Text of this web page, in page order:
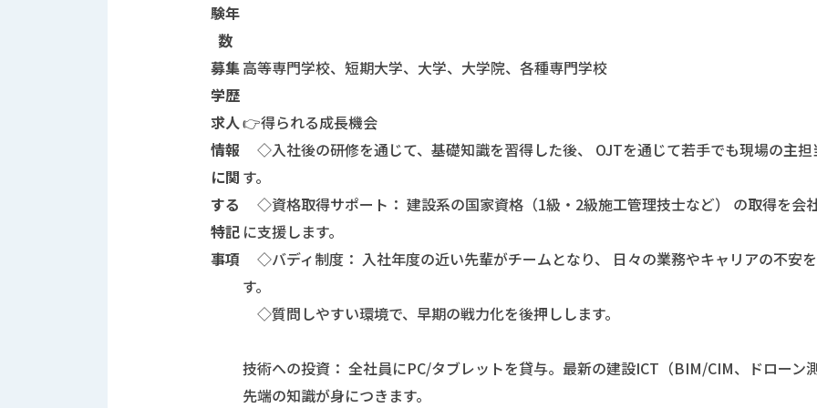
験年
数
募集
学歴
高等専門学校、短期大学、大学、大学院、各種専門学校
求人
情報
に関
する
特記
事項
👉得られる成長機会
◇入社後の研修を通じて、基礎知識を習得した後、 OJTを通じて若手でも現場の主
す。
◇資格取得サポート： 建設系の国家資格（1級・2級施工管理技士など） の取得を会
に支援します。
◇バディ制度： 入社年度の近い先輩がチームとなり、 日々の業務やキャリアの不安
す。
◇質問しやすい環境で、早期の戦力化を後押しします。
技術への投資： 全社員にPC/タブレットを貸与。最新の建設ICT（BIM/CIM、ドローン
先端の知識が身につきます。